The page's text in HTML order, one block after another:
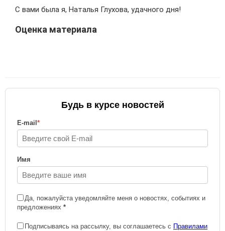
С вами была я, Наталья Глухова, удачного дня!
Оценка материала
Будь в курсе новостей
E-mail *
Имя
Да, пожалуйста уведомляйте меня о новостях, событиях и
предложениях *
Подписываясь на рассылку, вы соглашаетесь с Правилами